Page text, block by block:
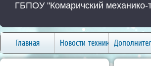
ГБПОУ "Комаричский механико-
Главная Новости техникума